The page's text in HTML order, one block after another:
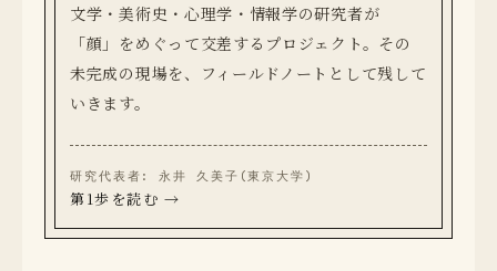
文学・美術史・心理学・情報学の研究者が
「顔」をめぐって交差するプロジェクト。その
未完成の現場を、フィールドノートとして残して
いきます。
研究代表者: 永井 久美子(東京大学)
第1歩を読む →